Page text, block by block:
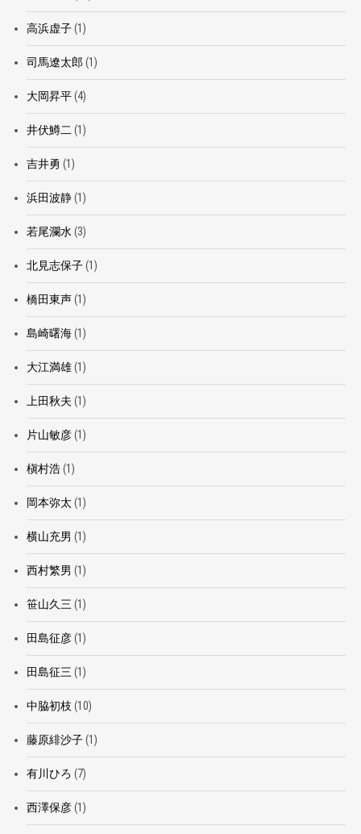
高浜虚子(1)
司馬遼太郎 (1)
大岡昇平(4)
井伏鱒二 (1)
吉井勇 (1)
浜田波静(1)
若尾瀾水 (3)
北見志保子(1)
橋田東声(1)
島崎曙海(1)
大江満雄(1)
上田秋夫 (1)
片山敏彦(1)
槇村浩(1)
岡本弥太 (1)
横山充男 (1)
西村繁男 (1)
笹山久三 (1)
田島征彦(1)
田島征三 (1)
中脇初枝 (10)
藤原緋沙子(1)
有川ひろ (7)
西澤保彦(1)